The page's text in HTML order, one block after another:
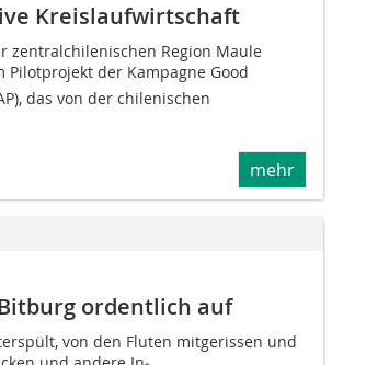
Kreislaufwirtschaft
zentralchilenischen Region Maule
der Kampagne Good
das von der chilenischen
mehr
ordentlich auf
von den Fluten mitgerissen und